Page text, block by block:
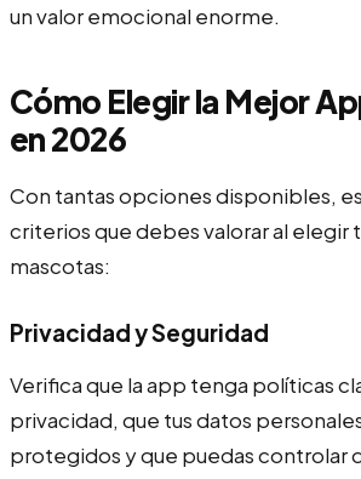
un valor emocional enorme.
Cómo Elegir la Mejor
en 2026
Con tantas opciones disponibles,
criterios que debes valorar al elegir
mascotas:
Privacidad y Seguridad
Verifica que la app tenga políticas
privacidad, que tus datos
protegidos y que puedas controlar